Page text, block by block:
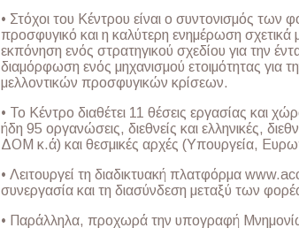
• Στόχοι του Κέντρου είναι ο συντονισμός των
προσφυγικό και η καλύτερη ενημέρωση σχετικά
εκπόνηση ενός στρατηγικού σχεδίου για την
διαμόρφωση ενός μηχανισμού ετοιμότητας για
μελλοντικών προσφυγικών κρίσεων.
• Το Κέντρο διαθέτει 11 θέσεις εργασίας και
ήδη 95 οργανώσεις, διεθνείς και ελληνικές,
ΔΟΜ κ.ά) και θεσμικές αρχές (Υπουργεία,
• Λειτουργεί τη διαδικτυακή πλατφόρμα
συνεργασία και τη διασύνδεση μεταξύ των
• Παράλληλα, προχωρά την υπογραφή